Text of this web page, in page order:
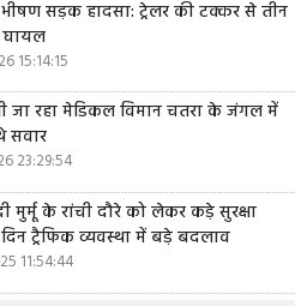
सड़क हादसा: ट्रेलर की टक्कर से तीन
15:14:15
जा रहा मेडिकल विमान चतरा के जंगल में
सवार
23:29:54
मुर्मू के रांची दौरे को लेकर कड़े सुरक्षा
ट्रैफिक व्यवस्था में बड़े बदलाव
11:54:44